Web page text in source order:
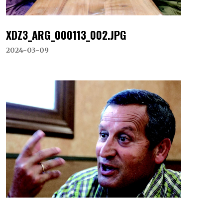
XDZ3_ARG_000113_002.JPG
2024-03-09